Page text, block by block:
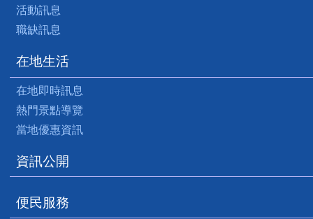
活動訊息
職缺訊息
在地生活
在地即時訊息
熱門景點導覽
當地優惠資訊
資訊公開
便民服務